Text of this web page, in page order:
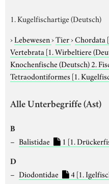
1. Kugelfischartige (Deutsch)
›Lebewesen›Tier›Chordata
Vertebrata [1. Wirbeltiere
Knochenfische (Deutsch) 2.
Tetraodontiformes [1.
Alle Unterbegriffe (Ast)
B
Balistidae 1 [1.
D
Diodontidae 4[1.